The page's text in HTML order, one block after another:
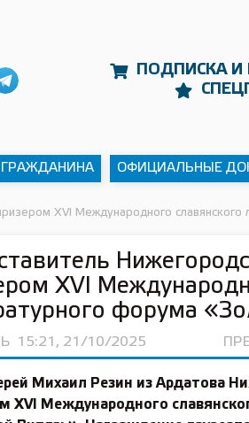
ПОДПИСКА И
ГРАЖДАНИНА ОФИЦИАЛЬНЫЕ
XVI Международного
XVI
форума
15:21, 21/10/2025
Михаил Резин из Ардатова
XVI Международного